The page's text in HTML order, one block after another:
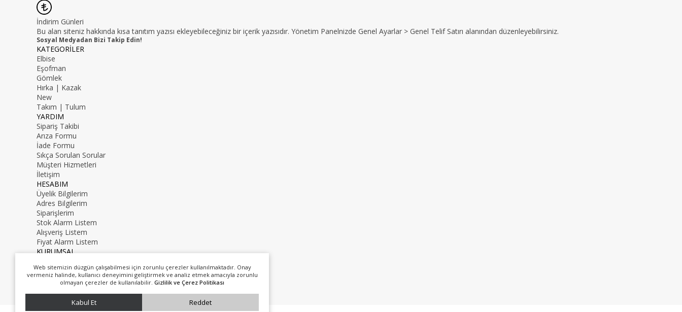
Web sitemizin düzgün çalışabilmesi için zorunlu çerezler kullanılmaktadır. Onay
vermeniz halinde, kullanıcı deneyimini geliştirmek ve analiz etmek amacıyla zorunlu
olmayan çerezler de kullanılabilir. Gizlilik ve Çerez Politikası
Kabul Et Reddet
İndirim Günleri
Bu alan siteniz hakkında kısa tanıtım yazısı ekleyebileceğiniz bir içerik yazısıdır. Yönetim Panelnizde Genel Ayarlar > Genel Telif Satırı alanından düzenleyebilirsiniz.
Sosyal Medyadan Bizi Takip Edin!
KATEGORİLER
Elbise
Eşofman
Gömlek
Hırka | Kazak
New
Takım | Tulum
YARDIM
Sipariş Takibi
Arıza Formu
İade Formu
Sıkça Sorulan Sorular
Müşteri Hizmetleri
İletişim
HESABIM
Üyelik Bilgilerim
Adres Bilgilerim
Siparişlerim
Stok Alarm Listem
Alışveriş Listem
Fiyat Alarm Listem
KURUMSAL
Hakkımızda
0216 000 00 00